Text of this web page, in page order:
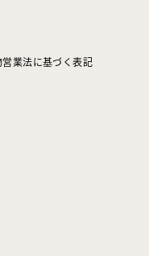
業法に基づく表記